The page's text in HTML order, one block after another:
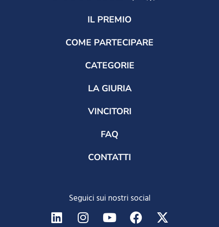
IL PREMIO
COME PARTECIPARE
CATEGORIE
LA GIURIA
VINCITORI
FAQ
CONTATTI
Seguici sui nostri social